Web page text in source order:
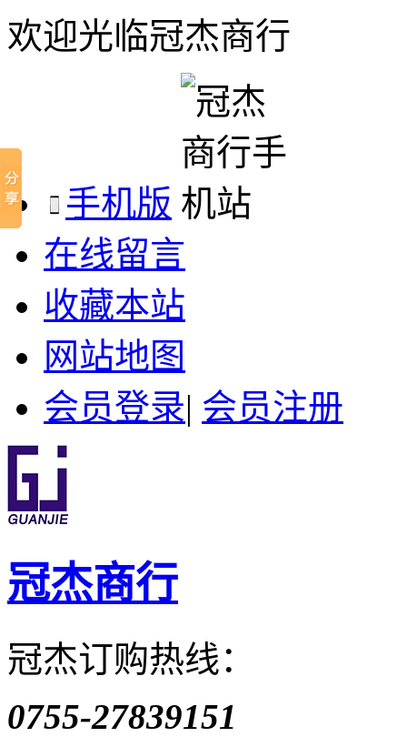
欢迎光临冠杰商行
手机版
在线留言
收藏本站
网站地图
会员登录| 会员注册
冠杰商行
冠杰订购热线：
0755-27839151